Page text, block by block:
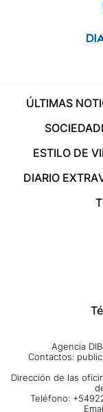
ÚLTIMAS
SOCIEDAD
ESTILO DE
DIARIO EXTRA
Agencia
Contactos:
Dirección de las
Teléfono: